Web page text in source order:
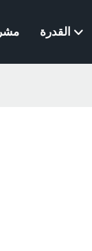
القدرة